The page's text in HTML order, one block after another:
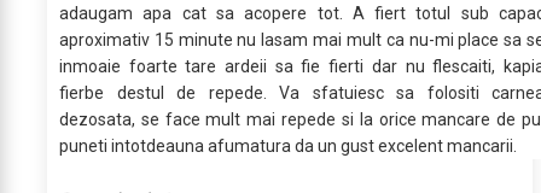
adaugam apa cat sa acopere tot. A fiert totul sub
aproximativ 15 minute nu lasam mai mult ca nu-mi place sa
inmoaie foarte tare ardeii sa fie fierti dar nu flescaiti,
fierbe destul de repede. Va sfatuiesc sa folositi
dezosata, se face mult mai repede si la orice mancare de
puneti intotdeauna afumatura da un gust excelent mancarii.